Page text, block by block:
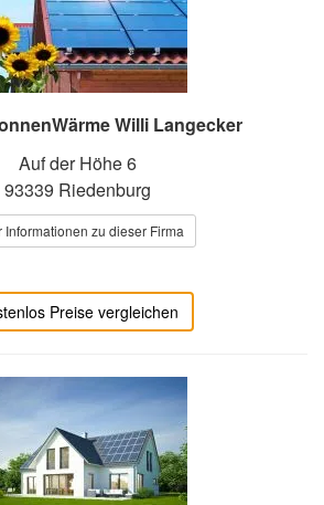
Willi Langecker
Auf der Höhe 6
93339 Riedenburg
Informationen zu dieser Firma
Preise vergleichen